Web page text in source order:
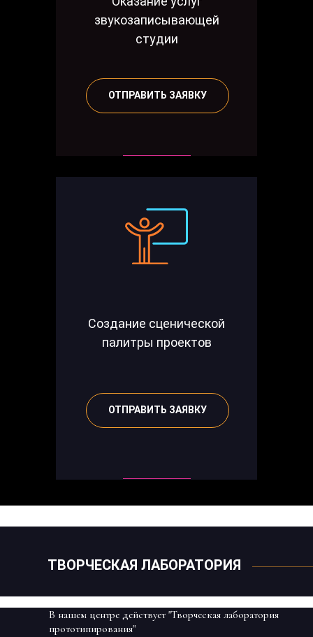
звукозаписывающей
студии
Создание сценической
палитры проектов
ОТПРАВИТЬ ЗАЯВКУ
ОТПРАВИТЬ ЗАЯВКУ
ТВОРЧЕСКАЯ ЛАБОРАТОРИЯ
В нашем центре действует "Творческая лаборатория
прототипирования"